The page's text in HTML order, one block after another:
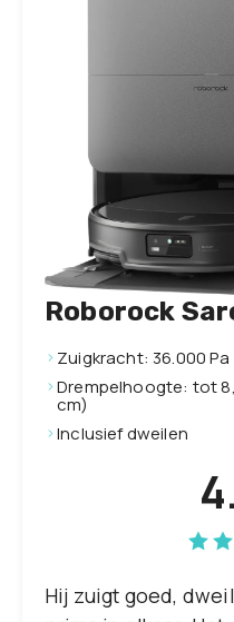
Roborock
Zuigkracht: 36.000 Pa
Drempelhoogte: tot
cm)
Inclusief dweilen
Hij zuigt goed,